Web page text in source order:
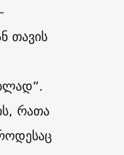
თავის
რათა